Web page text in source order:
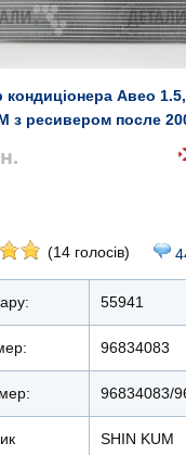
кондиціонера Авео
з ресивером после
(14 голосів)
55941
96834083
SHIN KUM